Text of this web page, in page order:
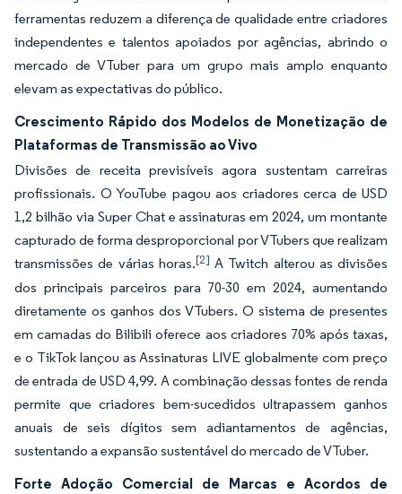
ferramentas reduzem a diferença de qualidade entre criadores
independentes e talentos apoiados por agências, abrindo o
mercado de VTuber para um grupo mais amplo enquanto
elevam as expectativas do público.
Crescimento Rápido dos Modelos de Monetização de
Plataformas de Transmissão ao Vivo
Divisões de receita previsíveis agora sustentam carreiras
profissionais. O YouTube pagou aos criadores cerca de USD
1,2 bilhão via Super Chat e assinaturas em 2024, um montante
capturado de forma desproporcional por VTubers que realizam
transmissões de várias horas.[2] A Twitch alterou as divisões
dos principais parceiros para 70-30 em 2024, aumentando
diretamente os ganhos dos VTubers. O sistema de presentes
em camadas do Bilibili oferece aos criadores 70% após taxas,
e o TikTok lançou as Assinaturas LIVE globalmente com preço
de entrada de USD 4,99. A combinação dessas fontes de renda
permite que criadores bem-sucedidos ultrapassem ganhos
anuais de seis dígitos sem adiantamentos de agências,
sustentando a expansão sustentável do mercado de VTuber.
Forte Adoção Comercial de Marcas e Acordos de